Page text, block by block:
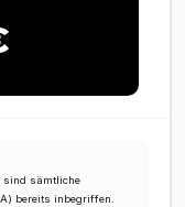
sind sämtliche
bereits inbegriffen.